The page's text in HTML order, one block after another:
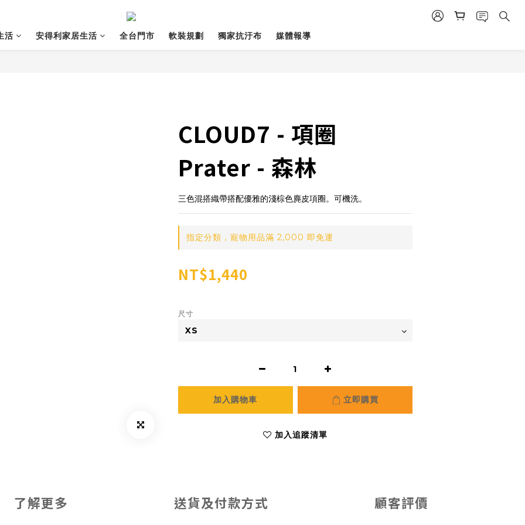
活 安得利家居生活 全台門市 軟裝規劃 獨家抗汙布 媒體報導
CLOUD7 - 項圈
Prater - 森林
三色混搭織帶搭配優雅的淺棕色麂皮項圈。可機洗。
指定分類，寵物用品滿 2,000 即免運
NT$1,440
尺寸
加入購物車 立即購買
加入追蹤清單
了解更多 送貨及付款方式 顧客評價